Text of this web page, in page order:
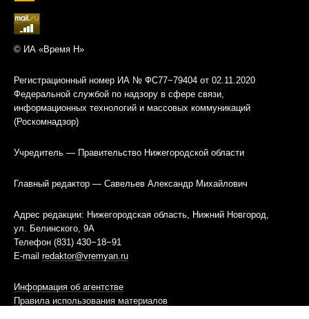
© ИА «Время Н»
Регистрационный номер ИА № ФС77−79404 от 02.11.2020
Федеральной службой по надзору в сфере связи,
информационных технологий и массовых коммуникаций
(Роскомнадзор)
Учредитель — Правительство Нижегородской области
Главный редактор — Савельев Александр Михайлович
Адрес редакции: Нижегородская область, Нижний Новгород,
ул. Белинского, 9А
Телефон (831) 430−18−91
E-mail redaktor@vremyan.ru
Информация об агентстве
Правила использования материалов